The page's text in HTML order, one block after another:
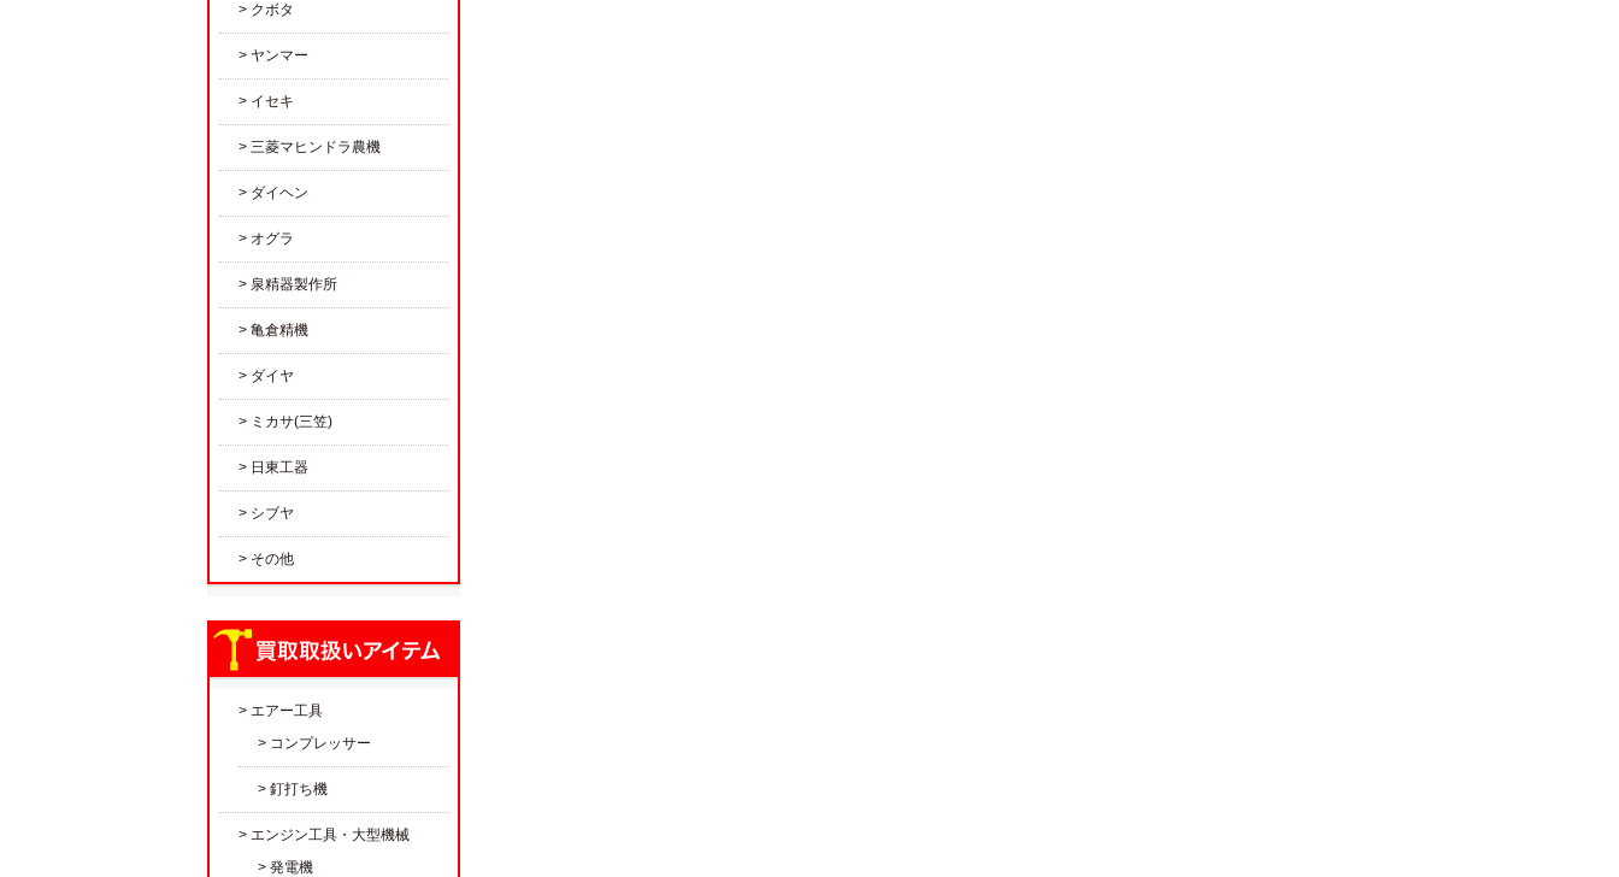
クボタ
ヤンマー
イセキ
三菱マヒンドラ農機
ダイヘン
オグラ
泉精器製作所
亀倉精機
ダイヤ
ミカサ(三笠)
日東工器
シブヤ
その他
エアー工具
コンプレッサー
釘打ち機
エンジン工具・大型機械
発電機